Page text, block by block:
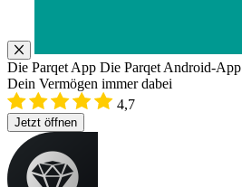
Die Parqet App Die Parqet Android-App
Dein Vermögen immer dabei
4,7
Jetzt öffnen